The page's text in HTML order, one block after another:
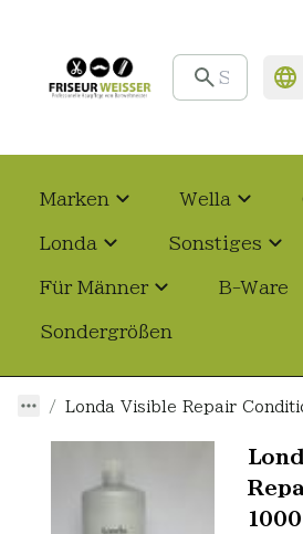
Marken Wella
Londa Sonstiges
Für Männer B-Ware
Sondergrößen
Londa Visible Repair